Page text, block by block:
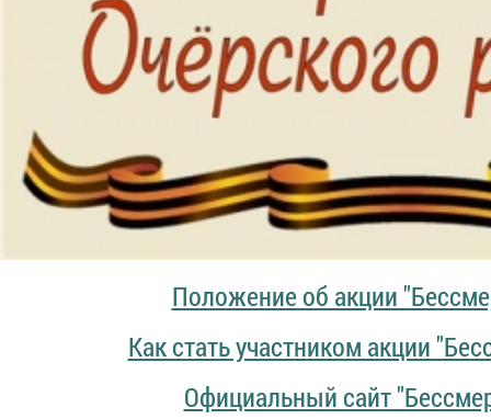
Положение об акции
Как стать участником акции
Официальный сайт